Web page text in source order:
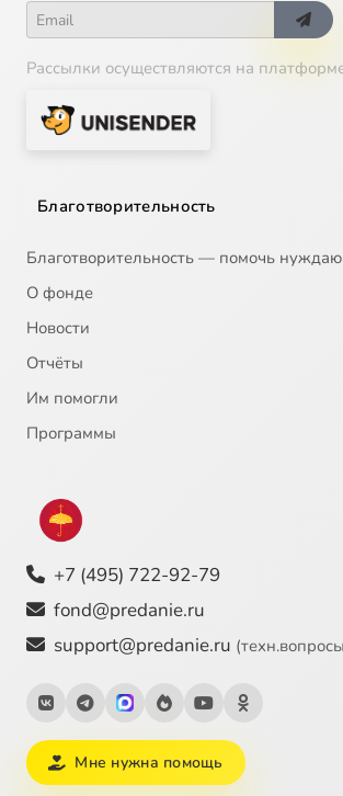
Рассылки осуществляются на
Благотворительность
Благотворительность — помочь
О фонде
Новости
Отчёты
Им помогли
Программы
+7 (495) 722-92-79
fond@predanie.ru
support@predanie.ru
Мне нужна помощь